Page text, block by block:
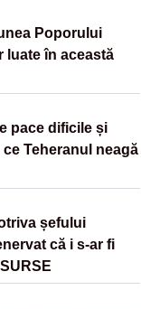
Poporului
luate în această
pace dificile și
Teheranul neagă
șefului
că i s-ar fi